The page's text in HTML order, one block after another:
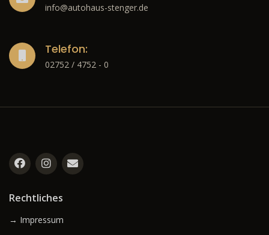
info@autohaus-stenger.de
Telefon:
02752 / 4752 - 0
Rechtliches
→ Impressum